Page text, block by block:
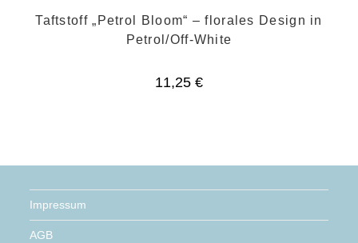
Taftstoff „Petrol Bloom“ – florales Design in
Petrol/Off-White
11,25 €
Impressum
AGB